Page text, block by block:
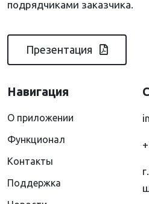
подрядчиками заказчика.
Презентация
Навигация
О приложении
Функционал
Контакты
Поддержка